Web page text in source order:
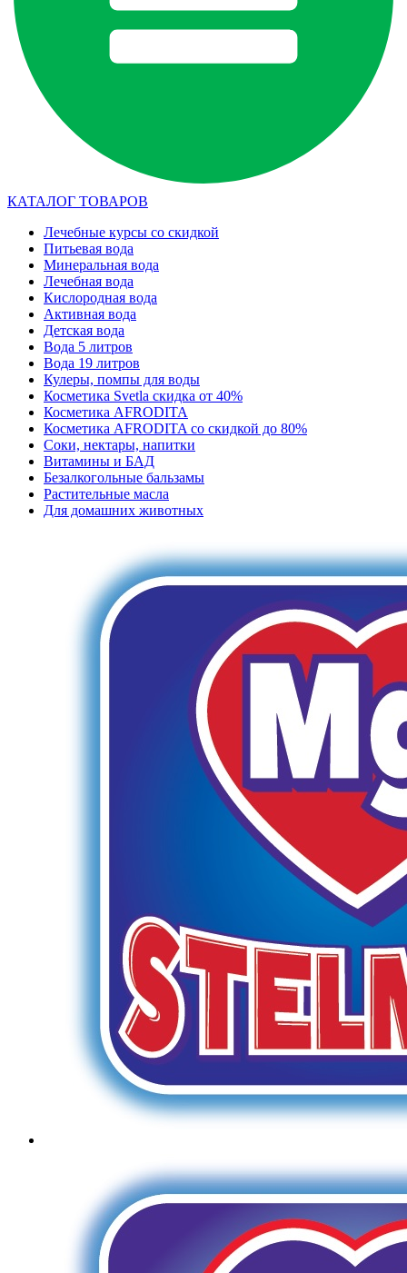
КАТАЛОГ ТОВАРОВ
Лечебные курсы со скидкой
Питьевая вода
Минеральная вода
Лечебная вода
Кислородная вода
Активная вода
Детская вода
Вода 5 литров
Вода 19 литров
Кулеры, помпы для воды
Косметика Svetla скидка от 40%
Косметика AFRODITA
Косметика AFRODITA со скидкой до 80%
Соки, нектары, напитки
Витамины и БАД
Безалкогольные бальзамы
Растительные масла
Для домашних животных